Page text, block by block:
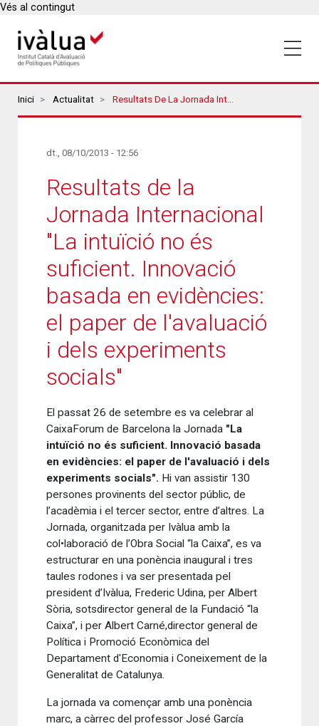
Vés al contingut
Breadcrumbs
Inici Actualitat Resultats De La Jornada Internacional "La Intuïció No És Suficient. Innovació Basada En Evidències: El Paper De L'avaluació I Dels Experiments Socials"
dt., 08/10/2013 - 12:56
Resultats de la
Jornada Internacional
"La intuïció no és
suficient. Innovació
basada en evidències:
el paper de l'avaluació
i dels experiments
socials"
El passat 26 de setembre es va celebrar al
CaixaForum de Barcelona la Jornada "La
intuïció no és suficient. Innovació basada
en evidències: el paper de l'avaluació i dels
experiments socials". Hi van assistir 130
persones provinents del sector públic, de
l’acadèmia i el tercer sector, entre d’altres. La
Jornada, organitzada per Ivàlua amb la
col•laboració de l’Obra Social “la Caixa”, es va
estructurar en una ponència inaugural i tres
taules rodones i va ser presentada pel
president d’Ivàlua, Frederic Udina, per Albert
Sòria, sotsdirector general de la Fundació “la
Caixa”, i per Albert Carné,director general de
Política i Promoció Econòmica del
Departament d'Economia i Coneixement de la
Generalitat de Catalunya.
La jornada va començar amb una ponència
marc, a càrrec del professor José García